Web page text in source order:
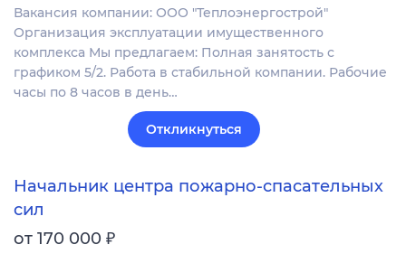
Вакансия компании: ООО "Теплоэнергострой"
Организация эксплуатации имущественного
комплекса Мы предлагаем: Полная занятость с
графиком 5/2. Работа в стабильной компании. Рабочие
часы по 8 часов в день…
Откликнуться
Начальник центра пожарно-спасательных
сил
от 170 000 ₽